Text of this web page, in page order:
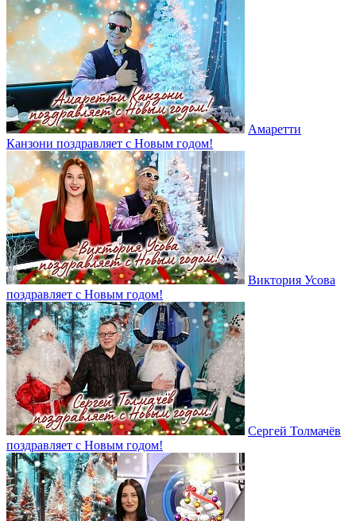
Амаретти
Канзони поздравляет с Новым годом!
Виктория Усова
поздравляет с Новым годом!
Сергей Толмачёв
поздравляет с Новым годом!